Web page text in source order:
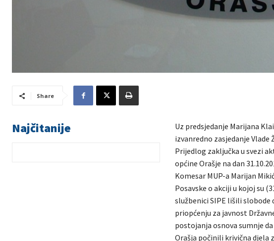
Share
Najčitanije
Uz predsjedanje Marijana
izvanredno zasjedanje Vlade
Prijedlog zaključka u svezi
općine Orašje na dan
Komesar MUP-a Marijan
Posavske o akciji u kojoj su
službenici SIPE lišili slobode
priopćenju za javnost
postojanja osnova sumnje
Orašja počinili krivična